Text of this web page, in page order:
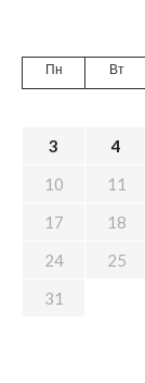
Пн Вт
3
4
10
11
17
18
24
25
31